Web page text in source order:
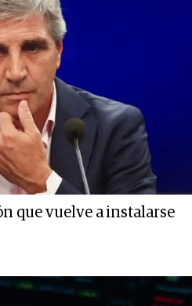
que vuelve a instalarse